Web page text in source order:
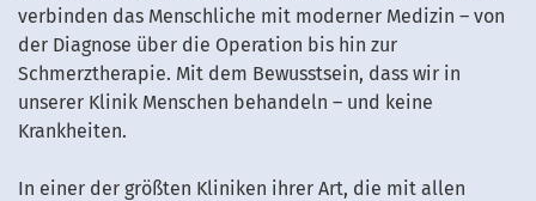
verbinden das Menschliche mit moderner Medizin – von
der Diagnose über die Operation bis hin zur
Schmerztherapie. Mit dem Bewusstsein, dass wir in
unserer Klinik Menschen behandeln – und keine
Krankheiten.
In einer der größten Kliniken ihrer Art, die mit allen